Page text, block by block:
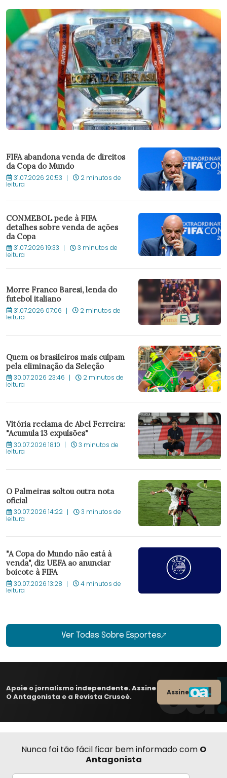
FIFA abandona venda de direitos
da Copa do Mundo
31.07.2026 20:53 2 minutos de
leitura
CONMEBOL pede à FIFA
detalhes sobre venda de ações
da Copa
31.07.2026 19:33 3 minutos de
leitura
Morre Franco Baresi, lenda do
futebol italiano
31.07.2026 07:06 2 minutos de
leitura
Quem os brasileiros mais culpam
pela eliminação da Seleção
30.07.2026 23:46 2 minutos de
leitura
Vitória reclama de Abel Ferreira:
"Acumula 13 expulsões"
30.07.2026 18:10 3 minutos de
leitura
O Palmeiras soltou outra nota
oficial
30.07.2026 14:22 3 minutos de
leitura
"A Copa do Mundo não está à
venda", diz UEFA ao anunciar
boicote à FIFA
30.07.2026 13:28 4 minutos de
leitura
Ver Todas Sobre Esportes
Apoie o jornalismo independente. Assine
O Antagonista e a Revista Crusoé.
Assine
Nunca foi tão fácil ficar bem informado com O
Antagonista